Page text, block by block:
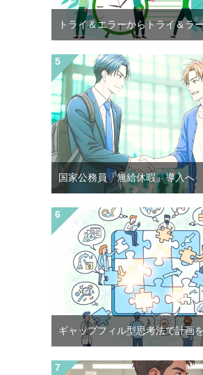
トライ＆エラーからトライ＆ラ
国家公務員「無給休暇」導入へ
ギャップフィル型思考法で計画